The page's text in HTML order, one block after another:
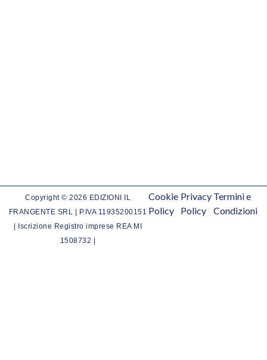
Copyright © 2026 EDIZIONI IL
FRANGENTE SRL | P.IVA 11935200151
| Iscrizione Registro imprese REA MI
1508732 |
Cookie
Policy
Privacy
Policy
Termini e
Condizioni